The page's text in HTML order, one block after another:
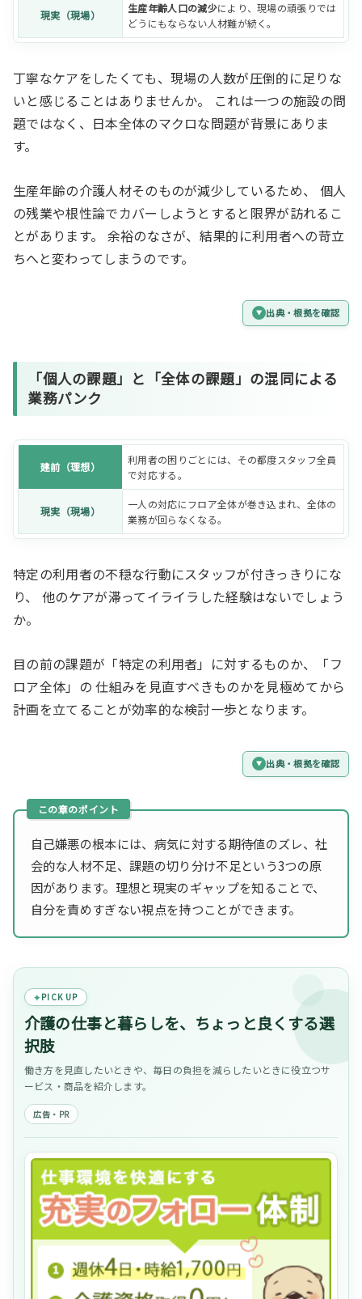
現実（現場）
生産年齢人口の減少により、現場の頑張りでは
どうにもならない人材難が続く。
丁寧なケアをしたくても、現場の人数が圧倒的に足りな
いと感じることはありませんか。 これは一つの施設の問
題ではなく、日本全体のマクロな問題が背景にありま
す。
生産年齢の介護人材そのものが減少しているため、 個人
の残業や根性論でカバーしようとすると限界が訪れるこ
とがあります。 余裕のなさが、結果的に利用者への苛立
ちへと変わってしまうのです。
出典・根拠を確認
「個人の課題」と「全体の課題」の混同による
業務パンク
建前（理想）
利用者の困りごとには、その都度スタッフ全員
で対応する。
現実（現場）
一人の対応にフロア全体が巻き込まれ、全体の
業務が回らなくなる。
特定の利用者の不穏な行動にスタッフが付きっきりにな
り、 他のケアが滞ってイライラした経験はないでしょう
か。
目の前の課題が「特定の利用者」に対するものか、「フ
ロア全体」の 仕組みを見直すべきものかを見極めてから
計画を立てることが効率的な検討一歩となります。
出典・根拠を確認
自己嫌悪の根本には、病気に対する期待値のズレ、社
会的な人材不足、課題の切り分け不足という3つの原
因があります。理想と現実のギャップを知ることで、
自分を責めすぎない視点を持つことができます。
PICK UP
介護の仕事と暮らしを、ちょっと良くする選
択肢
働き方を見直したいときや、毎日の負担を減らしたいときに役立つサ
ービス・商品を紹介します。
広告・PR